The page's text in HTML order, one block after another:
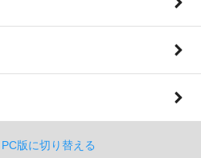
PC版に切り替える